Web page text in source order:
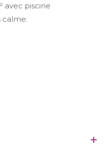
avec piscine
calme.